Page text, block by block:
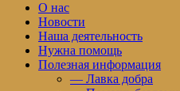
О нас
Новости
Наша деятельность
Нужна помощь
Полезная информация
— Лавка добра